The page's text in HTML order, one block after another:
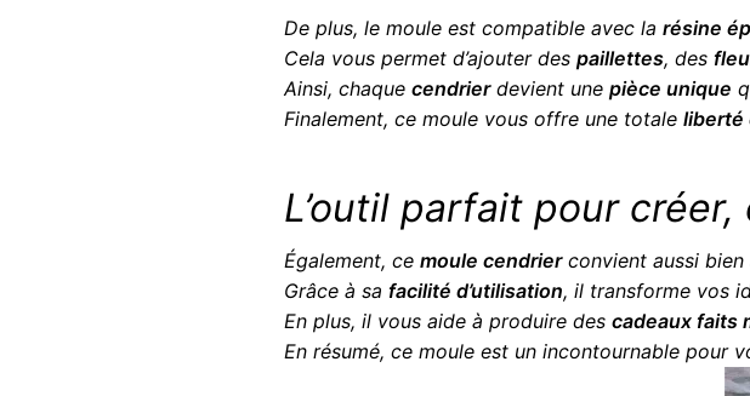
De plus, le moule est compatible avec la résine
Cela vous permet d’ajouter des paillettes, des
Ainsi, chaque cendrierdevient une pièce unique
Finalement, ce moule vous offre une totale liberté
L’outil parfait pour
Également, ce moule cendrierconvient aussi bien
Grâce à sa facilité d’utilisation, il transforme vos
En plus, il vous aide à produire des cadeaux faits
En résumé, ce moule est un incontournable pour